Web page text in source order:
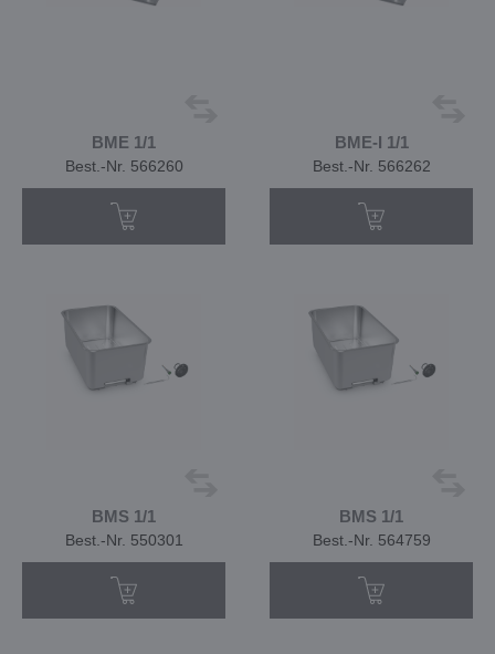
BME 1/1
Best.-Nr. 566260
BME-I 1/1
Best.-Nr. 566262
BMS 1/1
Best.-Nr. 550301
BMS 1/1
Best.-Nr. 564759